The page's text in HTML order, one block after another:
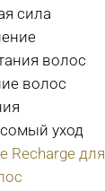
сила
волос
волос
уход
Recharge для